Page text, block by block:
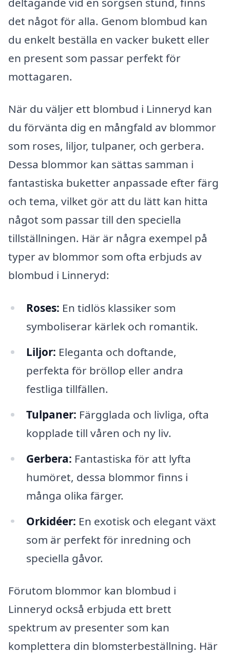
det något för alla. Genom blombud kan
du enkelt beställa en vacker bukett eller
en present som passar perfekt för
mottagaren.
När du väljer ett blombud i Linneryd kan
du förvänta dig en mångfald av blommor
som roses, liljor, tulpaner, och gerbera.
Dessa blommor kan sättas samman i
fantastiska buketter anpassade efter färg
och tema, vilket gör att du lätt kan hitta
något som passar till den speciella
tillställningen. Här är några exempel på
typer av blommor som ofta erbjuds av
blombud i Linneryd:
Roses: En tidlös klassiker som
symboliserar kärlek och romantik.
Liljor: Eleganta och doftande,
perfekta för bröllop eller andra
festliga tillfällen.
Tulpaner: Färgglada och livliga, ofta
kopplade till våren och ny liv.
Gerbera: Fantastiska för att lyfta
humöret, dessa blommor finns i
många olika färger.
Orkidéer: En exotisk och elegant växt
som är perfekt för inredning och
speciella gåvor.
Förutom blommor kan blombud i
Linneryd också erbjuda ett brett
spektrum av presenter som kan
komplettera din blomsterbeställning. Här